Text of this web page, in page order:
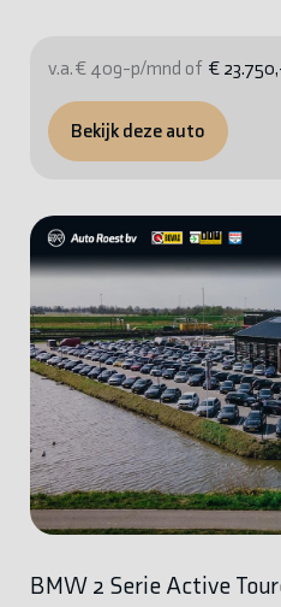
v.a. € 409-p/mnd of €
Bekijk deze auto
BMW 2 Serie Active